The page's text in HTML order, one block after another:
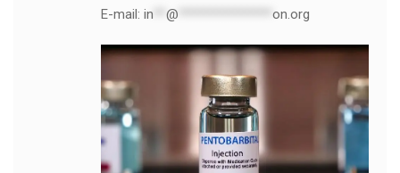
E-mail: in @ on.org